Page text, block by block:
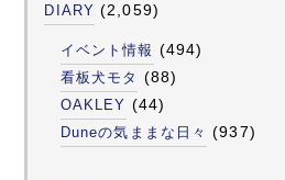
DIARY (2,059)
イベント情報 (494)
看板犬モタ (88)
OAKLEY (44)
Duneの気ままな日々 (937)